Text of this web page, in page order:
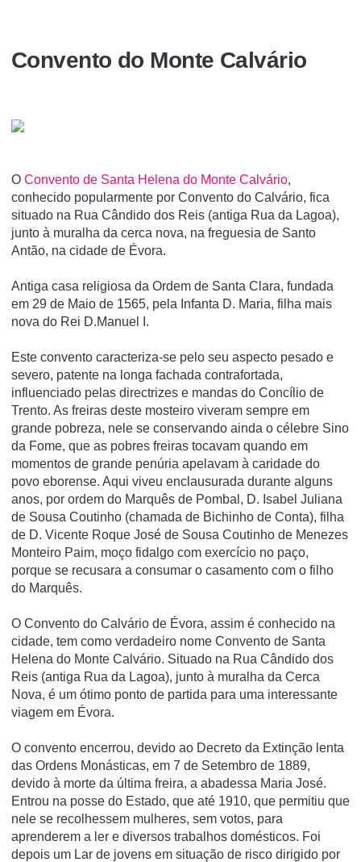
Convento do Monte Calvário
O Convento de Santa Helena do Monte Calvário,
conhecido popularmente por Convento do Calvário, fica
situado na Rua Cândido dos Reis (antiga Rua da Lagoa),
junto à muralha da cerca nova, na freguesia de Santo
Antão, na cidade de Évora.
Antiga casa religiosa da Ordem de Santa Clara, fundada
em 29 de Maio de 1565, pela Infanta D. Maria, filha mais
nova do Rei D.Manuel I.
Este convento caracteriza-se pelo seu aspecto pesado e
severo, patente na longa fachada contrafortada,
influenciado pelas directrizes e mandas do Concí­lio de
Trento. As freiras deste mosteiro viveram sempre em
grande pobreza, nele se conservando ainda o célebre Sino
da Fome, que as pobres freiras tocavam quando em
momentos de grande penúria apelavam à caridade do
povo eborense. Aqui viveu enclausurada durante alguns
anos, por ordem do Marquês de Pombal, D. Isabel Juliana
de Sousa Coutinho (chamada de Bichinho de Conta), filha
de D. Vicente Roque José de Sousa Coutinho de Menezes
Monteiro Paim, moço fidalgo com exercí­cio no paço,
porque se recusara a consumar o casamento com o filho
do Marquês.
O Convento do Calvário de Évora, assim é conhecido na
cidade, tem como verdadeiro nome Convento de Santa
Helena do Monte Calvário. Situado na Rua Cândido dos
Reis (antiga Rua da Lagoa), junto à muralha da Cerca
Nova, é um ótimo ponto de partida para uma interessante
viagem em Évora.
O convento encerrou, devido ao Decreto da Extinção lenta
das Ordens Monásticas, em 7 de Setembro de 1889,
devido à morte da última freira, a abadessa Maria José.
Entrou na posse do Estado, que até 1910, que permitiu que
nele se recolhessem mulheres, sem votos, para
aprenderem a ler e diversos trabalhos domésticos. Foi
depois um Lar de jovens em situação de risco dirigido por